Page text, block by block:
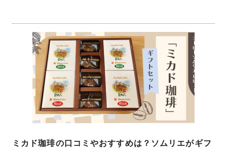
ミカド珈琲の口コミやおすすめは？ソムリエがギフ